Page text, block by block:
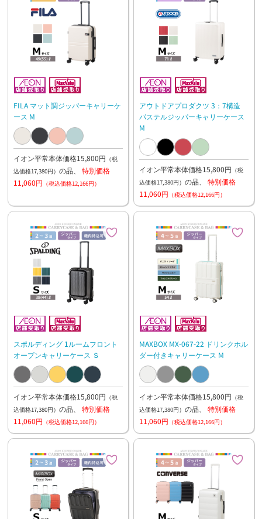
FILA マット調ジッパーキャリーケ
ース M
イオン平常本体価格15,800円 （税
込価格17,380円） の品、 特別価格
11,060円 （税込価格12,166円）
アウトドアプロダクツ 3：7構造
パステルジッパーキャリーケース
M
イオン平常本体価格15,800円 （税
込価格17,380円） の品、 特別価格
11,060円 （税込価格12,166円）
スポルディング 1ルームフロント
オープンキャリーケース Ｓ
イオン平常本体価格15,800円 （税
込価格17,380円） の品、 特別価格
11,060円 （税込価格12,166円）
MAXBOX MX-067-22 ドリンクホル
ダー付きキャリーケース M
イオン平常本体価格15,800円 （税
込価格17,380円） の品、 特別価格
11,060円 （税込価格12,166円）